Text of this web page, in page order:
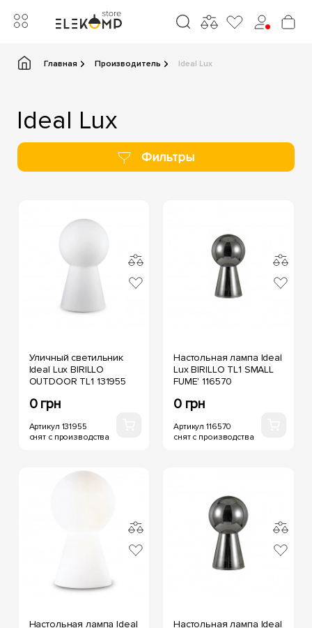
Главная Производитель Ideal Lux
Ideal Lux
Фильтры
Уличный светильник
Ideal Lux BIRILLO
OUTDOOR TL1 131955
0 грн
Артикул 131955
снят с производства
Настольная лампа Ideal
Lux BIRILLO TL1 SMALL
FUME' 116570
0 грн
Артикул 116570
снят с производства
Настольная лампа Ideal
Настольная лампа Ideal